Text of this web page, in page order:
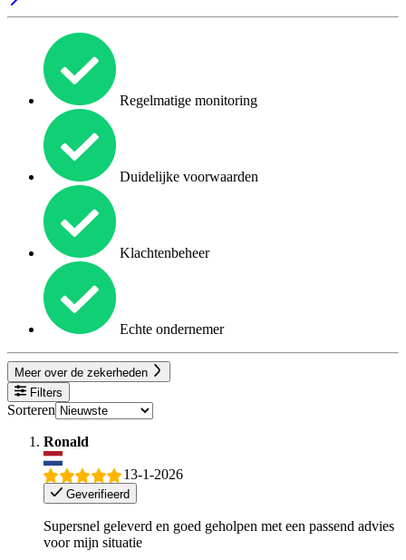
Regelmatige monitoring
Duidelijke voorwaarden
Klachtenbeheer
Echte ondernemer
Meer over de zekerheden
Filters
Sorteren
Ronald
13-1-2026
Geverifieerd
Supersnel geleverd en goed geholpen met een passend advies
voor mijn situatie